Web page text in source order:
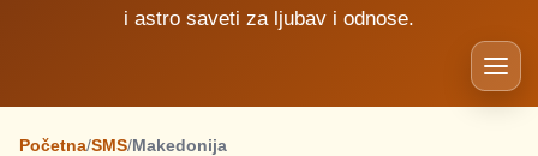
i astro saveti za ljubav i odnose.
Početna/SMS/Makedonija